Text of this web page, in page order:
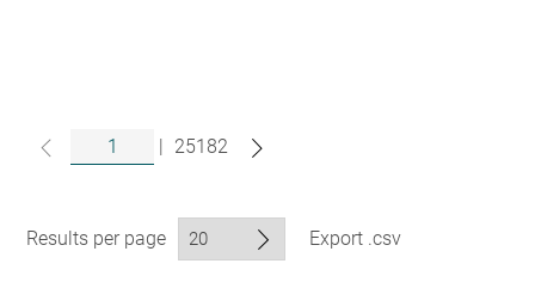
| 25182
Results per page Export .csv